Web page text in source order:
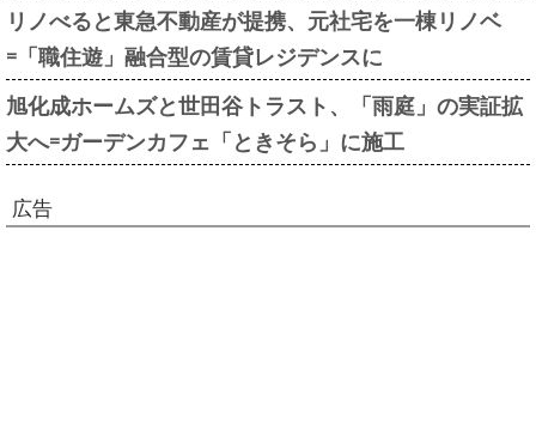
リノべると東急不動産が提携、元社宅を一棟リノベ
=「職住遊」融合型の賃貸レジデンスに
旭化成ホームズと世田谷トラスト、「雨庭」の実証拡
大へ=ガーデンカフェ「ときそら」に施工
広告